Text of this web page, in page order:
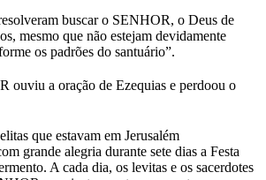
buscar o SENHOR, o Deus de
mesmo que não estejam devidamente
os padrões do santuário”.
ouviu a oração de Ezequias e perdoou o
que estavam em Jerusalém
grande alegria durante sete dias a Festa
A cada dia, os levitas e os sacerdotes